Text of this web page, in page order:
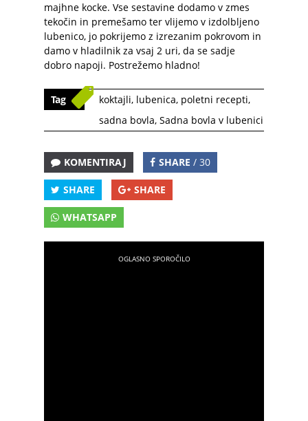
majhne kocke. Vse sestavine dodamo v zmes
tekočin in premešamo ter vlijemo v izdolbljeno
lubenico, jo pokrijemo z izrezanim pokrovom in
damo v hladilnik za vsaj 2 uri, da se sadje
dobro napoji. Postrežemo hladno!
Tag koktajli, lubenica, poletni recepti,
sadna bovla, Sadna bovla v lubenici
KOMENTIRAJ SHARE / 30
SHARE SHARE
WHATSAPP